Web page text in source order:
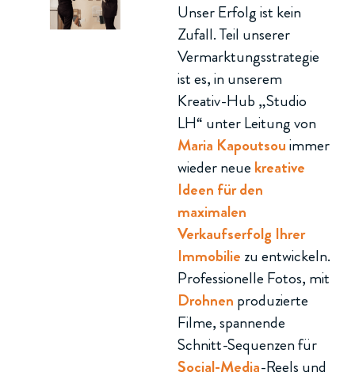
Unser Erfolg ist kein
Zufall. Teil unserer
Vermarktungsstrategie
ist es, in unserem
Kreativ-Hub „Studio
LH“ unter Leitung von
Maria Kapoutsouimmer
wieder neue kreative
Ideen für den
maximalen
Verkaufserfolg Ihrer
Immobilie zu entwickeln.
Professionelle Fotos, mit
Drohnen produzierte
Filme, spannende
Schnitt-Sequenzen für
Social-Media-Reels und